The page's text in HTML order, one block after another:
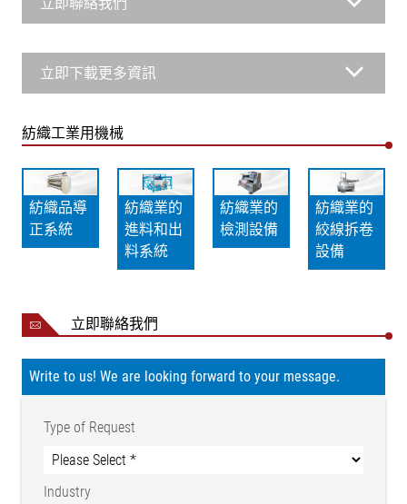
立即下載更多資訊
紡織工業用機械
紡織品導
正系統
紡織業的
進料和出
料系統
紡織業的
檢測設備
紡織業的
絞線拆卷
設備
立即聯絡我們
Write to us! We are looking forward to your message.
Type of Request
Industry